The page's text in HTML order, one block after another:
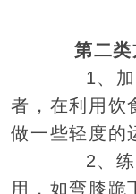
第二类
1、加
者，在利用饮
做一些轻度的
2、练
用，如弯膝跪